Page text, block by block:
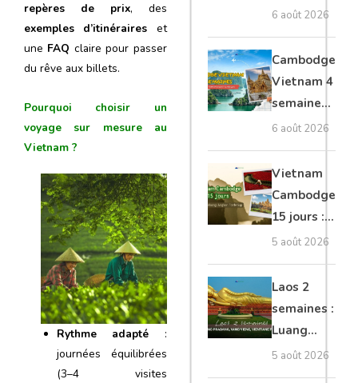
repères de prix, des
exemples d’itinéraires et
une FAQ claire pour passer
du rêve aux billets.
Pourquoi choisir un
voyage sur mesure au
Vietnam ?
Rythme adapté :
journées équilibrées
(3–4 visites
15 jours :
Ha Giang
loop en
moto, Ninh
Binh, Lan
6 août 2026
Cambodge
Vietnam 4
semaines :
Angkor,
Tonkin
secret &
Mékong
6 août 2026
Vietnam
Cambodge
15 jours :
Hanoi,
Mékong,
Angkor,
Tonlé Sap
5 août 2026
Laos 2
semaines :
Luang
Prabang,
Vang
5 août 2026